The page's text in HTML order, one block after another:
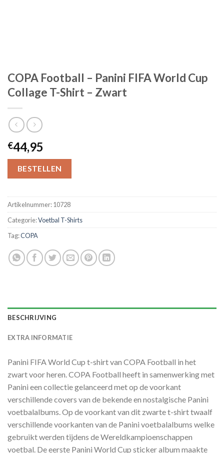
COPA Football – Panini FIFA World Cup
Collage T-Shirt – Zwart
€44,95
BESTELLEN
Artikelnummer:10728
Categorie:Voetbal T-Shirts
Tag:COPA
BESCHRIJVING
EXTRA INFORMATIE
Panini FIFA World Cup t-shirt van COPA Football in het
zwart voor heren. COPA Football heeft in samenwerking met
Panini een collectie gelanceerd met op de voorkant
verschillende covers van de bekende en nostalgische Panini
voetbalalbums. Op de voorkant van dit zwarte t-shirt twaalf
verschillende voorkanten van de Panini voetbalalbums welke
gebruikt werden tijdens de Wereldkampioenschappen
voetbal. De eerste Panini World Cup sticker album maakte